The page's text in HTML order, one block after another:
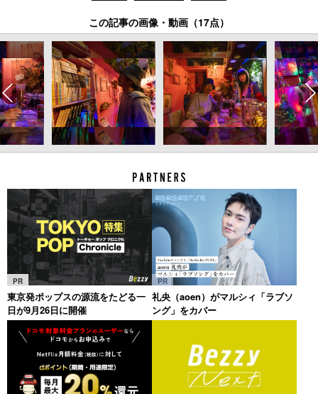
この記事の画像・動画（17点）
PR
東京発ポップスの源流をたどる一
日が9月26日に開催
PR
礼央（aoen）がマルシィ「ラブソ
ング」をカバー